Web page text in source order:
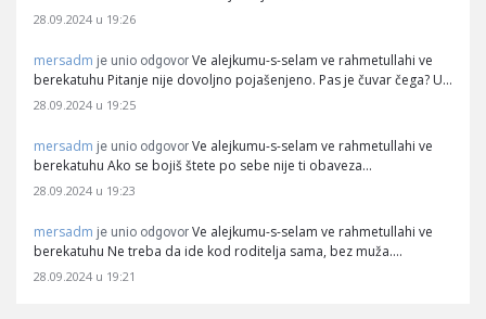
28.09.2024 u 19:26
mersadm je unio odgovor Ve alejkumu-s-selam ve rahmetullahi ve
berekatuhu Pitanje nije dovoljno pojašenjeno. Pas je čuvar čega? U…
28.09.2024 u 19:25
mersadm je unio odgovor Ve alejkumu-s-selam ve rahmetullahi ve
berekatuhu Ako se bojiš štete po sebe nije ti obaveza…
28.09.2024 u 19:23
mersadm je unio odgovor Ve alejkumu-s-selam ve rahmetullahi ve
berekatuhu Ne treba da ide kod roditelja sama, bez muža.…
28.09.2024 u 19:21